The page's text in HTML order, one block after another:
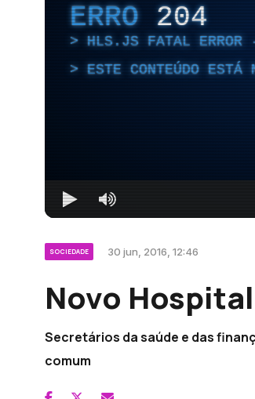
ERRO 204
HLS.JS FATAL ERROR -
ESTE CONTEÚDO ESTÁ
SOCIEDADE 30 jun, 2016, 12:46
Novo
Secretários da saúde e das
comum